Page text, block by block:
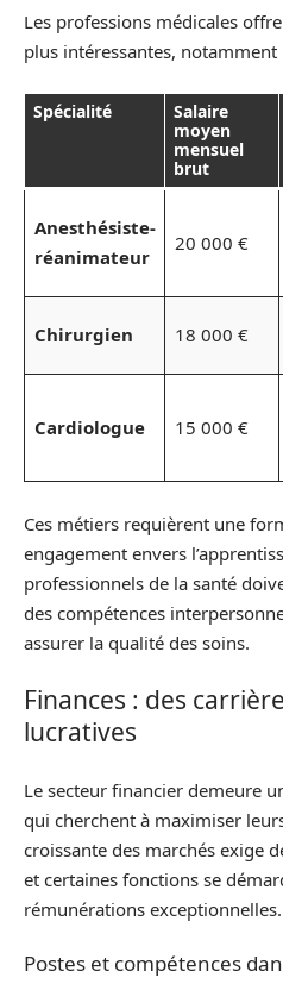
Les professions médicales
plus intéressantes, notamment
Spécialité
Salaire
moyen
mensuel
brut
Anesthésiste-
réanimateur
20 000 €
Chirurgien 18 000 €
Cardiologue 15 000 €
Ces métiers requièrent une
engagement envers
professionnels de la santé
des compétences
assurer la qualité des soins.
Finances : des
lucratives
Le secteur financier demeure
qui cherchent à maximiser
croissante des marchés exige
et certaines fonctions se
rémunérations exceptionnelles.
Postes et compétences